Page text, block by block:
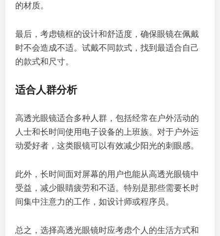
的材质。
最后，考虑镜框的设计和舒适度，确保眼镜在佩戴
时不会造成不适。试戴不同款式，找到最适合自己
的款式和尺寸。
适合人群分析
高透光眼镜适合多种人群，包括经常在户外活动的
人士和长时间使用电子设备的上班族。对于户外运
动爱好者，这类眼镜可以有效减少阳光的刺眼感。
此外，长时间面对屏幕的用户也能从高透光眼镜中
受益，减少眼睛疲劳和不适。特别是那些需要长时
间集中注意力的工作，如设计师或程序员。
总之，选择高透光眼镜时应考虑个人的生活方式和